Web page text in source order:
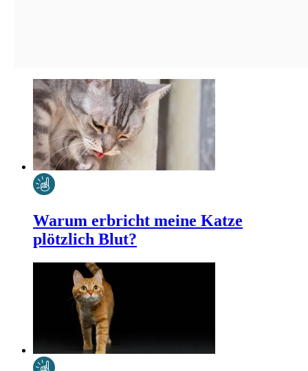
Warum erbricht meine Katze
plötzlich Blut?